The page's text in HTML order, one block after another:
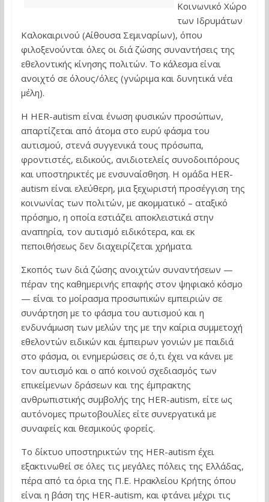
Κοινωνικό Χώρο
των Ιδρυμάτων
Καλοκαιρινού (Αίθουσα Σεμιναρίων), όπου
φιλοξενούνται όλες οι διά ζώσης συναντήσεις της
εθελοντικής κίνησης πολιτών. Το κάλεσμα είναι
ανοιχτό σε όλους/όλες (γνώριμα και δυνητικά νέα
μέλη).
Η HER-autism είναι ένωση φυσικών προσώπων,
απαρτίζεται από άτομα στο ευρύ φάσμα του
αυτισμού, στενά συγγενικά τους πρόσωπα,
φροντιστές, ειδικούς, ανιδιοτελείς συνοδοιπόρους
και υποστηρικτές με ενσυναίσθηση. Η ομάδα HER-
autism είναι ελεύθερη, μια ξεχωριστή προσέγγιση της
κοινωνίας των πολιτών, με ακομματικό – αταξικό
πρόσημο, η οποία εστιάζει αποκλειστικά στην
αναπηρία, τον αυτισμό ειδικότερα, και εκ
πεποιθήσεως δεν διαχειρίζεται χρήματα.
Σκοπός των διά ζώσης ανοιχτών συναντήσεων —
πέραν της καθημερινής επαφής στον ψηφιακό κόσμο
— είναι το μοίρασμα προσωπικών εμπειριών σε
συνάρτηση με το φάσμα του αυτισμού και η
ενδυνάμωση των μελών της με την καίρια συμμετοχή
εθελοντών ειδικών και έμπειρων γονιών με παιδιά
στο φάσμα, οι ενημερώσεις σε ό,τι έχει να κάνει με
τον αυτισμό και ο από κοινού σχεδιασμός των
επικείμενων δράσεων και της έμπρακτης
ανθρωπιστικής συμβολής της HER-autism, είτε ως
αυτόνομες πρωτοβουλίες είτε συνεργατικά με
συναφείς και θεσμικούς φορείς.
Το δίκτυο υποστηρικτών της HER-autism έχει
εξακτινωθεί σε όλες τις μεγάλες πόλεις της Ελλάδας,
πέρα από τα όρια της Π.Ε. Ηρακλείου Κρήτης όπου
είναι η βάση της HER-autism, και φτάνει μέχρι τις